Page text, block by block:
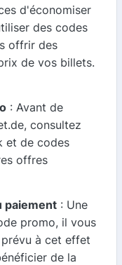
d'économiser
des codes
offrir des
de vos billets.
: Avant de
consultez
et de codes
offres
paiement : Une
promo, il vous
à cet effet
de la